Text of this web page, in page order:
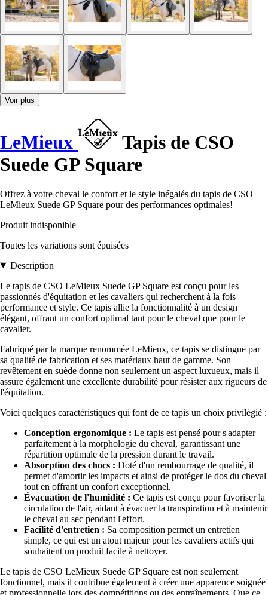
Voir plus
LeMieux
Tapis de CSO
Suede GP Square
Offrez à votre cheval le confort et le style inégalés du tapis de CSO
LeMieux Suede GP Square pour des performances optimales!
Produit indisponible
Toutes les variations sont épuisées
Description
Le tapis de CSO LeMieux Suede GP Square est conçu pour les
passionnés d'équitation et les cavaliers qui recherchent à la fois
performance et style. Ce tapis allie la fonctionnalité à un design
élégant, offrant un confort optimal tant pour le cheval que pour le
cavalier.
Fabriqué par la marque renommée LeMieux, ce tapis se distingue par
sa qualité de fabrication et ses matériaux haut de gamme. Son
revêtement en suède donne non seulement un aspect luxueux, mais il
assure également une excellente durabilité pour résister aux rigueurs de
l'équitation.
Voici quelques caractéristiques qui font de ce tapis un choix privilégié :
Conception ergonomique : Le tapis est pensé pour s'adapter
parfaitement à la morphologie du cheval, garantissant une
répartition optimale de la pression durant le travail.
Absorption des chocs : Doté d'un rembourrage de qualité, il
permet d'amortir les impacts et ainsi de protéger le dos du cheval
tout en offrant un confort exceptionnel.
Évacuation de l'humidité : Ce tapis est conçu pour favoriser la
circulation de l'air, aidant à évacuer la transpiration et à maintenir
le cheval au sec pendant l'effort.
Facilité d'entretien : Sa composition permet un entretien
simple, ce qui est un atout majeur pour les cavaliers actifs qui
souhaitent un produit facile à nettoyer.
Le tapis de CSO LeMieux Suede GP Square est non seulement
fonctionnel, mais il contribue également à créer une apparence soignée
et professionnelle lors des compétitions ou des entraînements. Que ce